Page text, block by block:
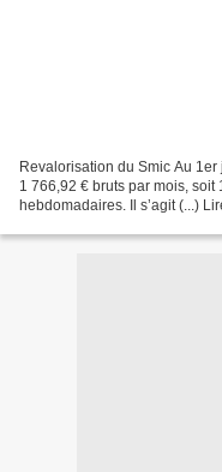
Revalorisation du Smic Au
1 766,92 € bruts par mois,
hebdomadaires. Il s’agit (...)